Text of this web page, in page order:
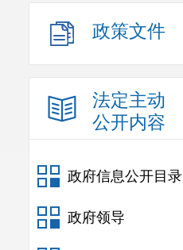
政策文件
法定主动
公开内容
政府信息公开目录
政府领导